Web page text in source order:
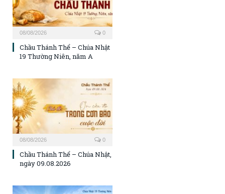
08/08/2026 0
Chầu Thánh Thể – Chúa Nhật
19 Thường Niên, năm A
08/08/2026 0
Chầu Thánh Thể – Chúa Nhật,
ngày 09.08.2026